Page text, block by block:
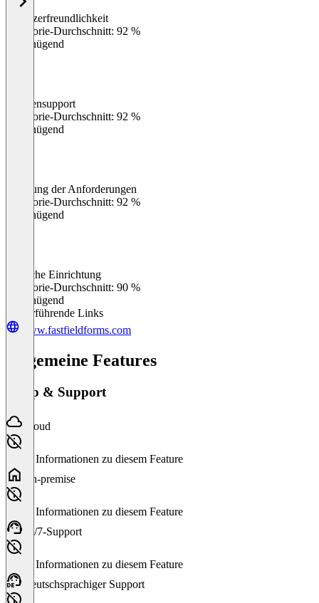
Benutzerfreundlichkeit
Kategorie-Durchschnitt: 92 %
Ungenügend
Kundensupport
Kategorie-Durchschnitt: 92 %
Ungenügend
Erfüllung der Anforderungen
Kategorie-Durchschnitt: 92 %
Ungenügend
Einfache Einrichtung
Kategorie-Durchschnitt: 90 %
Ungenügend
Weiterführende Links
www.fastfieldforms.com
Allgemeine Features
Setup & Support
Cloud
Keine Informationen zu diesem Feature
On-premise
Keine Informationen zu diesem Feature
24/7-Support
Keine Informationen zu diesem Feature
Deutschsprachiger Support